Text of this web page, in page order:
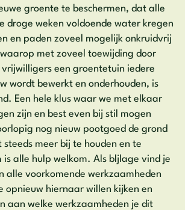
groente te beschermen, dat alle
droge weken voldoende water kregen
en paden zoveel mogelijk onkruidvrij
met zoveel toewijding door
vrijwilligers een groentetuin iedere
wordt bewerkt en onderhouden, is
Een hele klus waar we met elkaar
zijn en best even bij stil mogen
nog nieuw pootgoed de grond
meer bij te houden en te
is alle hulp welkom. Als bljlage vind je
alle voorkomende werkzaamheden
opnieuw hiernaar willen kijken en
aan welke werkzaamheden je dit